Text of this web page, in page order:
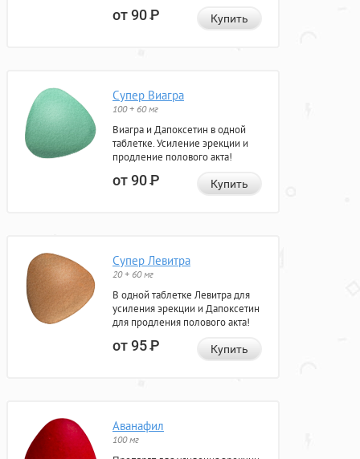
от 90Р Купить
Супер Виагра
100 + 60 мг
Виагра и Дапоксетин в одной
таблетке. Усиление эрекции и
продление полового акта!
от 90Р Купить
Супер Левитра
20 + 60 мг
В одной таблетке Левитра для
усиления эрекции и Дапоксетин
для продления полового акта!
от 95Р Купить
Аванафил
100 мг